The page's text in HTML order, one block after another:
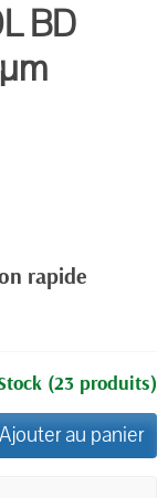
BD
rapide
(23 produits)
Ajouter au panier